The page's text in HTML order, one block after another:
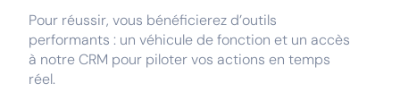
Pour réussir, vous bénéficierez d’outils
performants : un véhicule de fonction et un accès
à notre CRM pour piloter vos actions en temps
réel.